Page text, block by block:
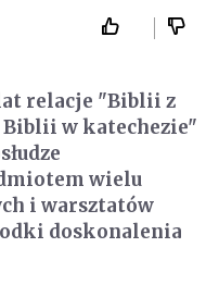
relacje "Biblii z
Biblii w katechezie"
wielu
i warsztatów
doskonalenia